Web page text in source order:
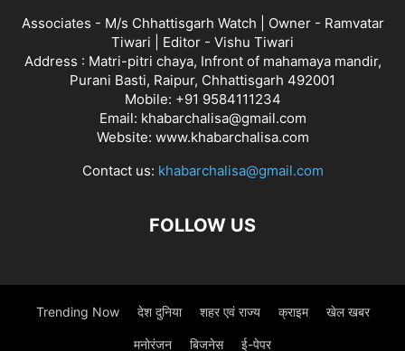
Associates - M/s Chhattisgarh Watch | Owner - Ramvatar
Tiwari | Editor - Vishu Tiwari
Address : Matri-pitri chaya, Infront of mahamaya mandir,
Purani Basti, Raipur, Chhattisgarh 492001
Mobile: +91 9584111234
Email: khabarchalisa@gmail.com
Website: www.khabarchalisa.com
Contact us: khabarchalisa@gmail.com
FOLLOW US
Trending Now देश दुनिया शहर एवं राज्य क्राइम खेल खबर
मनोरंजन बिजनेस ई-पेपर